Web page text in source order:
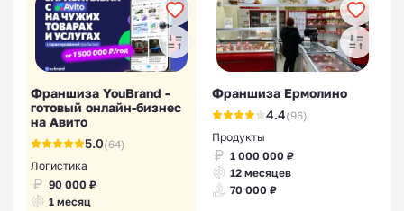
Франшиза YouBrand -
готовый онлайн-бизнес
на Авито
5.0(64)
Логистика
90 000 ₽
1 месяц
Франшиза Ермолино
4.4(96)
Продукты
1 000 000 ₽
12 месяцев
70 000 ₽